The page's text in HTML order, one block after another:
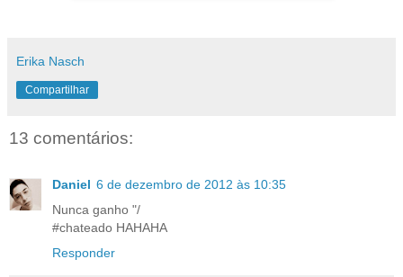
Erika Nasch
Compartilhar
13 comentários:
Daniel 6 de dezembro de 2012 às 10:35
Nunca ganho "/
#chateado HAHAHA
Responder